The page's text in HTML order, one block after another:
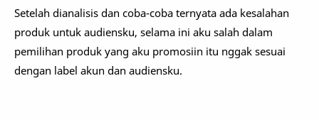
Setelah dianalisis dan coba-coba ternyata ada kesalahan
produk untuk audiensku, selama ini aku salah dalam
pemilihan produk yang aku promosiin itu nggak sesuai
dengan label akun dan audiensku.